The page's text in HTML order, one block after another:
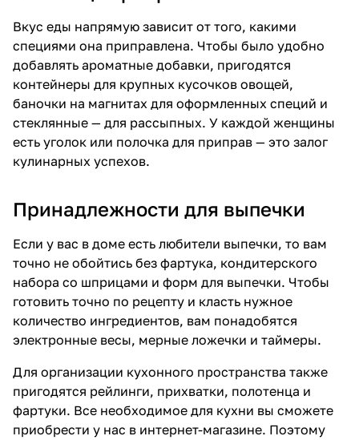
Вкус еды напрямую зависит от того, какими
специями она приправлена. Чтобы было удобно
добавлять ароматные добавки, пригодятся
контейнеры для крупных кусочков овощей,
баночки на магнитах для оформленных специй и
стеклянные — для рассыпных. У каждой женщины
есть уголок или полочка для приправ — это залог
кулинарных успехов.
Принадлежности для выпечки
Если у вас в доме есть любители выпечки, то вам
точно не обойтись без фартука, кондитерского
набора со шприцами и форм для выпечки. Чтобы
готовить точно по рецепту и класть нужное
количество ингредиентов, вам понадобятся
электронные весы, мерные ложечки и таймеры.
Для организации кухонного пространства также
пригодятся рейлинги, прихватки, полотенца и
фартуки. Все необходимое для кухни вы сможете
приобрести у нас в интернет-магазине. Поэтому